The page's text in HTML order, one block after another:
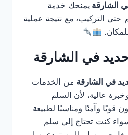
الشارقة يمنحك خدمة
حتى التركيب، مع نتيجة عملية
في الشارقة
في الشارقة من الخدمات
عالية، لأن السلم
قويًا وآمنًا ومناسبًا لطبيعة
سواء كنت تحتاج إلى سلم